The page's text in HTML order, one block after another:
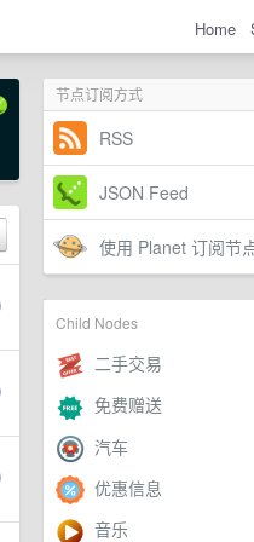
Home
节点订阅方式
RSS
JSON Feed
使用 Planet 订阅节
Child Nodes